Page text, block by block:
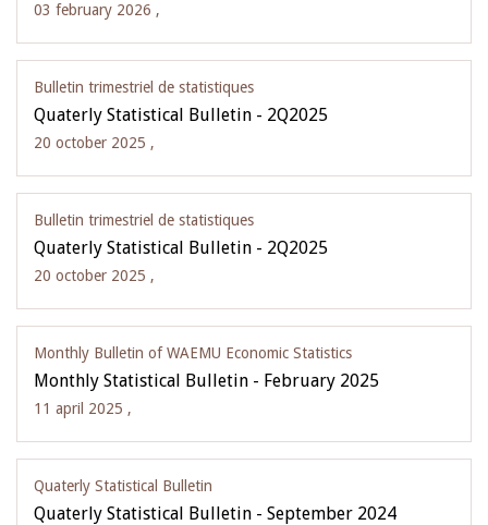
03 february 2026 ,
Bulletin trimestriel de statistiques
Quaterly Statistical Bulletin - 2Q2025
20 october 2025 ,
Bulletin trimestriel de statistiques
Quaterly Statistical Bulletin - 2Q2025
20 october 2025 ,
Monthly Bulletin of WAEMU Economic Statistics
Monthly Statistical Bulletin - February 2025
11 april 2025 ,
Quaterly Statistical Bulletin
Quaterly Statistical Bulletin - September 2024